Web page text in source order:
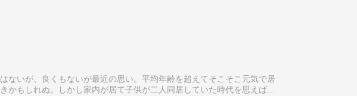
ないが、良くもないが最近の思い。平均年齢を超えてそこそこ元気で居
かもしれぬ。しかし家内が居て子供が二人同居していた時代を思えば、